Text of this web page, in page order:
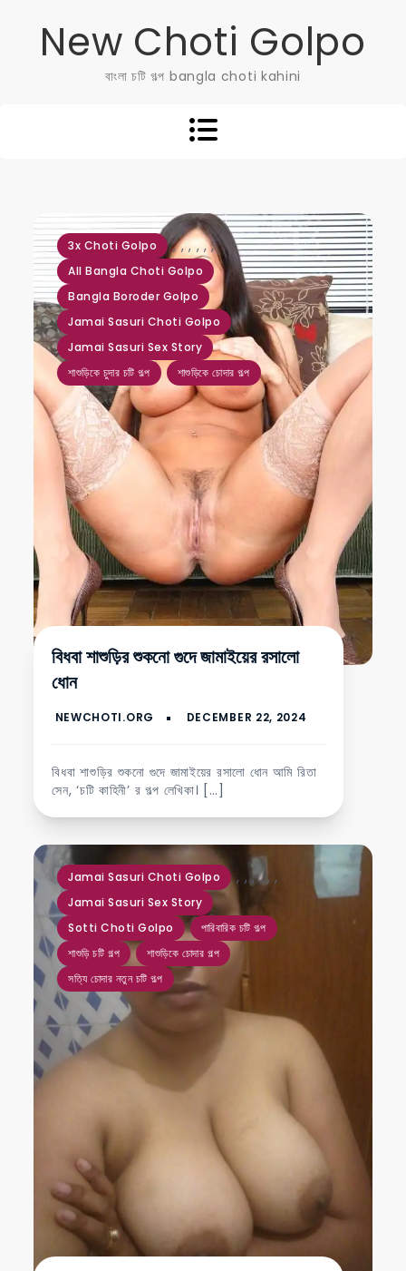
New Choti Golpo
বাংলা চটি গল্প bangla choti kahini
3x Choti Golpo ,
All Bangla Choti Golpo
,
Bangla Boroder Golpo
,
Jamai Sasuri Choti Golpo
,
Jamai Sasuri Sex Story
,
শাশুড়িকে চুদার চটি গল্প
,
শাশুড়িকে চোদার গল্প
বিধবা শাশুড়ির শুকনো গুদে জামাইয়ের রসালো
ধোন
বিধবা শাশুড়ির শুকনো গুদে জামাইয়ের রসালো ধোন আমি রিতা
সেন, ‘চটি কাহিনী’ র গল্প লেখিকা। […]
Jamai Sasuri Choti Golpo ,
Jamai Sasuri Sex Story
,
Sotti Choti Golpo
,
পারিবারিক চটি গল্প
,
শাশুড়ি চটি গল্প
,
শাশুড়িকে চোদার গল্প
,
সত্যি চোদার নতুন চটি গল্প